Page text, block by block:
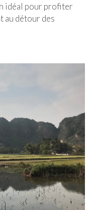
idéal pour profiter
au détour des